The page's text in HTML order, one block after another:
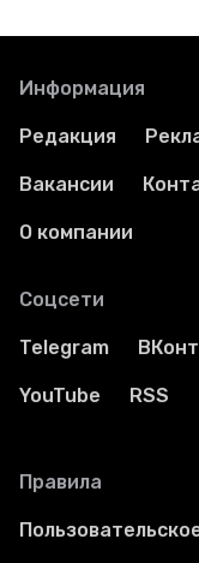
Информация
Редакция
Вакансии
О компании
Соцсети
Telegram
YouTube RSS
Правила